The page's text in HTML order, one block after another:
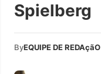
Spielberg
ByEQUIPE DE REDAçãO